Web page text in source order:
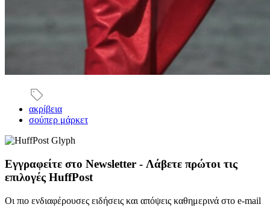
ακρίβεια
σούπερ μάρκετ
Εγγραφείτε στο Newsletter - Λάβετε πρώτοι τις
επιλογές HuffPost
Οι πιο ενδιαφέρουσες ειδήσεις και απόψεις καθημερινά στο e-mail